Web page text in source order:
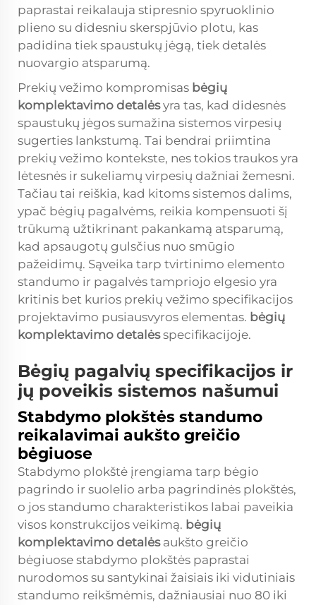
paprastai reikalauja stipresnio spyruoklinio
plieno su didesniu skerspjūvio plotu, kas
padidina tiek spaustukų jėgą, tiek detalės
nuovargio atsparumą.
Prekių vežimo kompromisas bėgių
komplektavimo detalėsyra tas, kad didesnės
spaustukų jėgos sumažina sistemos virpesių
sugerties lankstumą. Tai bendrai priimtina
prekių vežimo kontekste, nes tokios traukos yra
lėtesnės ir sukeliamų virpesių dažniai žemesni.
Tačiau tai reiškia, kad kitoms sistemos dalims,
ypač bėgių pagalvėms, reikia kompensuoti šį
trūkumą užtikrinant pakankamą atsparumą,
kad apsaugotų gulsčius nuo smūgio
pažeidimų. Sąveika tarp tvirtinimo elemento
standumo ir pagalvės tampriojo elgesio yra
kritinis bet kurios prekių vežimo specifikacijos
projektavimo pusiausvyros elementas. bėgių
komplektavimo detalėsspecifikacijoje.
Bėgių pagalvių specifikacijos ir
jų poveikis sistemos našumui
Stabdymo plokštės standumo
reikalavimai aukšto greičio
bėgiuose
Stabdymo plokštė įrengiama tarp bėgio
pagrindo ir suolelio arba pagrindinės plokštės,
o jos standumo charakteristikos labai paveikia
visos konstrukcijos veikimą. bėgių
komplektavimo detalės aukšto greičio
bėgiuose stabdymo plokštės paprastai
nurodomos su santykinai žaisiais iki vidutiniais
standumo reikšmėmis, dažniausiai nuo 80 iki